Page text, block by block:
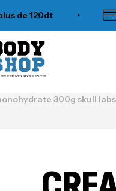
120dt
STORE IN TUNISIA
300g skull labs